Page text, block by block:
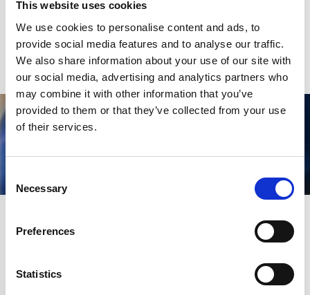
This website uses cookies
We use cookies to personalise content and ads, to
provide social media features and to analyse our traffic.
We also share information about your use of our site with
our social media, advertising and analytics partners who
may combine it with other information that you’ve
provided to them or that they’ve collected from your use
of their services.
Selection
Necessary
Preferences
Statistics
SHARE